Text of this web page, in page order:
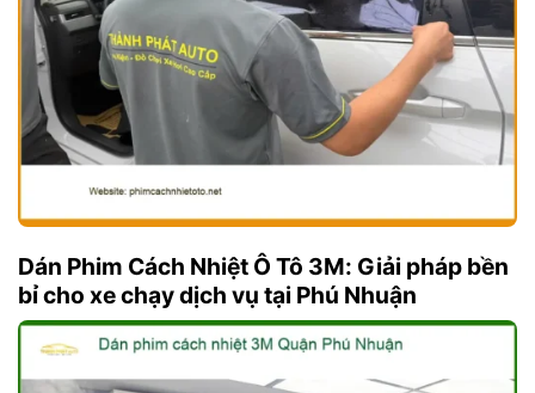
Dán Phim Cách Nhiệt Ô Tô 3M: Giải pháp bền
bỉ cho xe chạy dịch vụ tại Phú Nhuận